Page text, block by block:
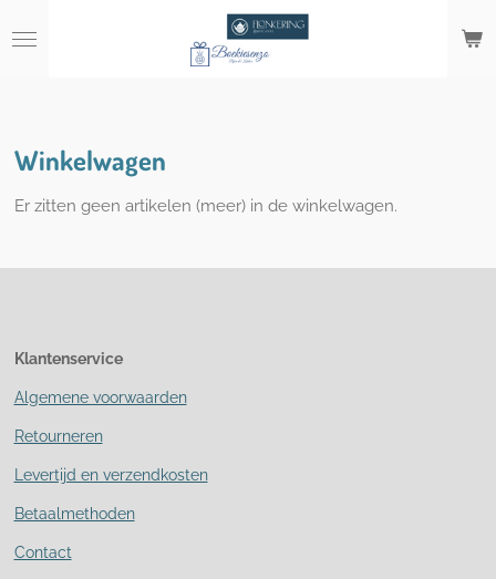
direct
Winkelwagen
Er zitten geen artikelen (meer) in de winkelwagen.
Klantenservice
Algemene voorwaarden
Retourneren
Levertijd en verzendkosten
Betaalmethoden
Contact